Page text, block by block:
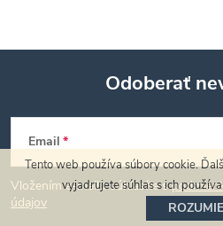
Tento web používa súbory cookie.
vyjadrujete súhlas s ich
Z
á
p
Odoberať
Email
Vložením e-mailu súhlasíte s
údajov